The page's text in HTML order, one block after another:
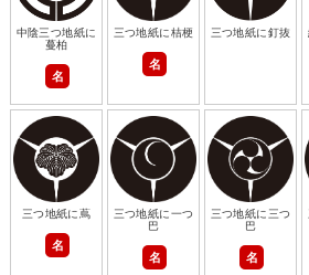
中陰三つ地紙に
蔓柏
名
三つ地紙に桔梗
名
三つ地紙に釘抜
三つ地紙に蔦
名
三つ地紙に一つ
巴
名
三つ地紙に三つ
巴
名